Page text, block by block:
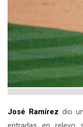
José Ramírez dio